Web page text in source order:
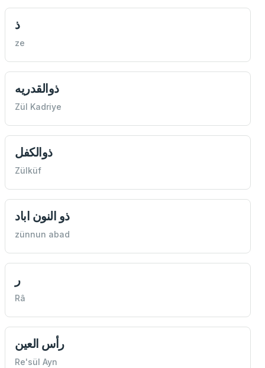
ذ
ze
ذوالقدريه
Zül Kadriye
ذوالكفل
Zülküf
ذو النون اباد
zünnun abad
ر
Râ
رأس العين
Re'sül Ayn